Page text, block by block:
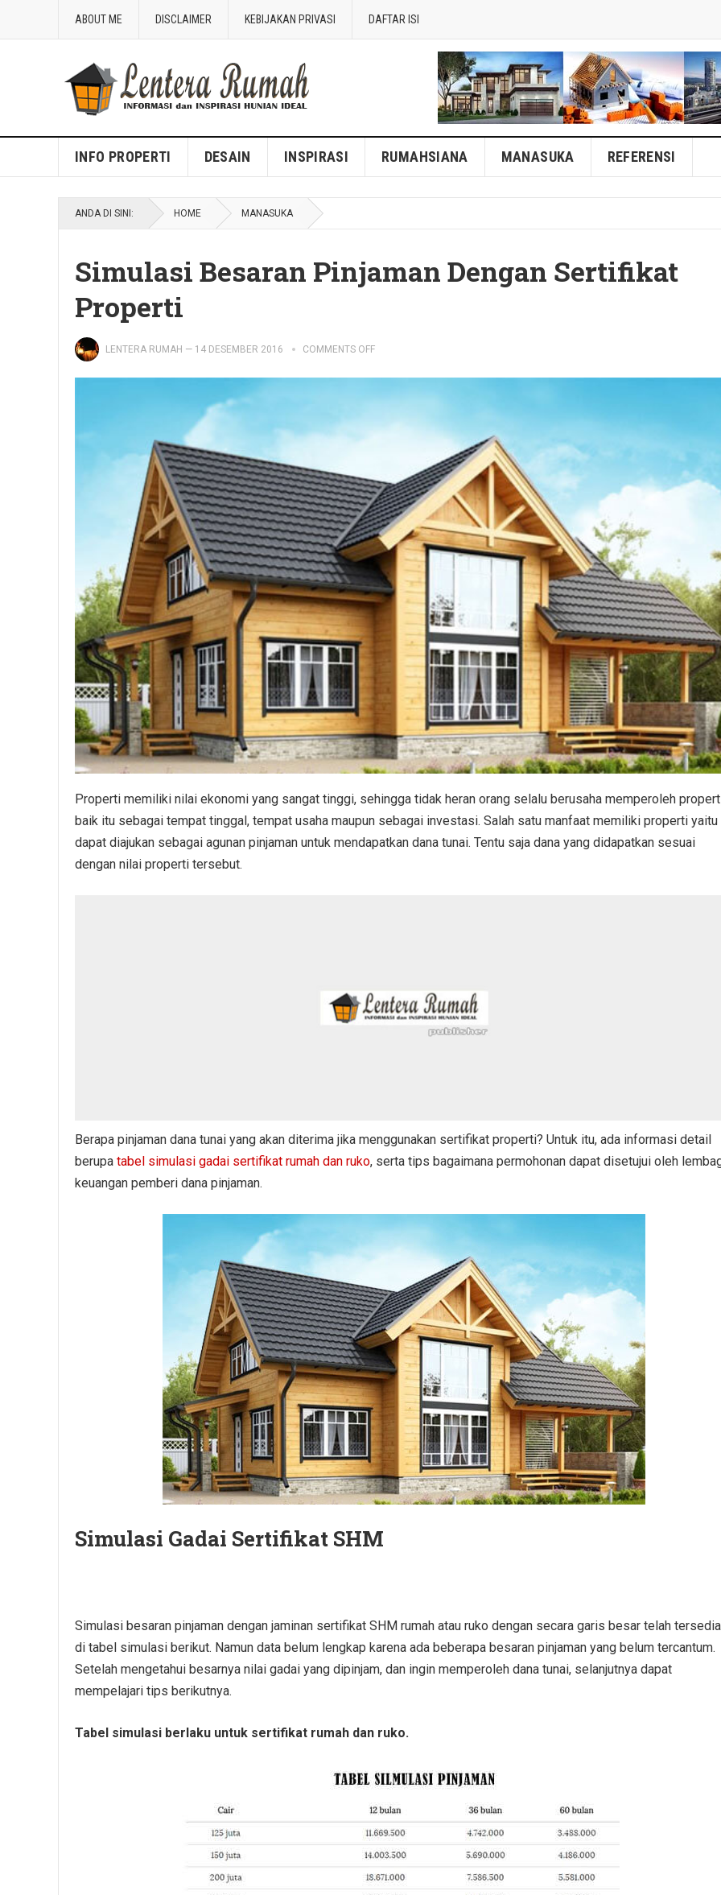
ABOUT ME DISCLAIMER KEBIJAKAN PRIVASI DAFTAR ISI
Blog Lentera Rumah
INFO PROPERTI DESAIN INSPIRASI RUMAHSIANA MANASUKA REFERENSI
ANDA DI SINI: HOME MANASUKA
Simulasi Besaran Pinjaman Dengan Sertifikat
Properti
LENTERA RUMAH — 14 DESEMBER 2016 COMMENTS OFF
Properti memiliki nilai ekonomi yang sangat tinggi, sehingga tidak heran orang selalu berusaha memperoleh
baik itu sebagai tempat tinggal, tempat usaha maupun sebagai investasi. Salah satu manfaat memiliki properti yaitu
dapat diajukan sebagai agunan pinjaman untuk mendapatkan dana tunai. Tentu saja dana yang didapatkan sesuai
dengan nilai properti tersebut.
Berapa pinjaman dana tunai yang akan diterima jika menggunakan sertifikat properti? Untuk itu, ada informasi detail
berupa tabel simulasi gadai sertifikat rumah dan ruko, serta tips bagaimana permohonan dapat disetujui oleh
keuangan pemberi dana pinjaman.
Simulasi Gadai Sertifikat SHM
Simulasi besaran pinjaman dengan jaminan sertifikat SHM rumah atau ruko dengan secara garis besar telah tersedia
di tabel simulasi berikut. Namun data belum lengkap karena ada beberapa besaran pinjaman yang belum tercantum.
Setelah mengetahui besarnya nilai gadai yang dipinjam, dan ingin memperoleh dana tunai, selanjutnya dapat
mempelajari tips berikutnya.
Tabel simulasi berlaku untuk sertifikat rumah dan ruko.